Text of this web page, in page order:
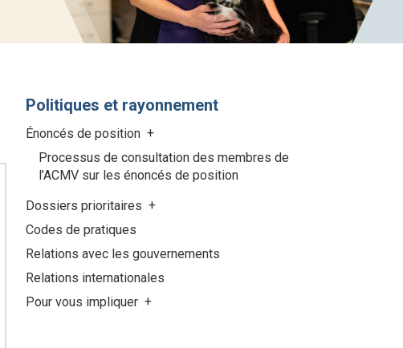
Politiques et rayonnement
Énoncés de position
Processus de consultation des membres de
l’ACMV sur les énoncés de position
Dossiers prioritaires
Codes de pratiques
Relations avec les gouvernements
Relations internationales
Pour vous impliquer